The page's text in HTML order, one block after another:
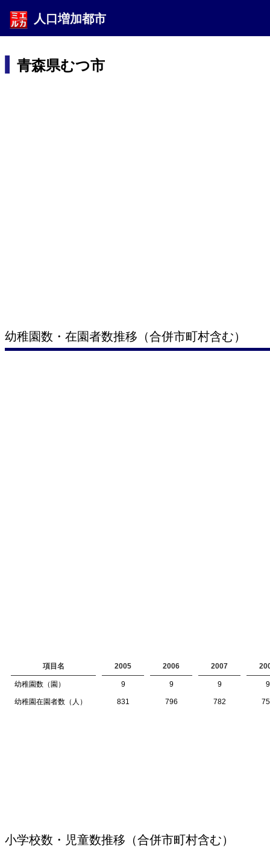
人口増加都市
青森県むつ市
幼稚園数・在園者数推移（合併市町村含む）
項目名 2005 2006 2007
幼稚園数（園） 9 9 9 9
幼稚園在園者数（人） 831 796 782
小学校数・児童数推移（合併市町村含む）